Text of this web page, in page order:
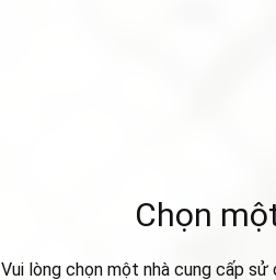
Chọn
Vui lòng chọn một nhà cung cấp